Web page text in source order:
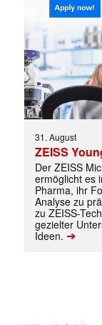
31. August
ZEISS
Der ZEISS
ermöglicht es
Pharma, ihr
Analyse zu
zu ZEISS-
gezielter
Ideen. ➔